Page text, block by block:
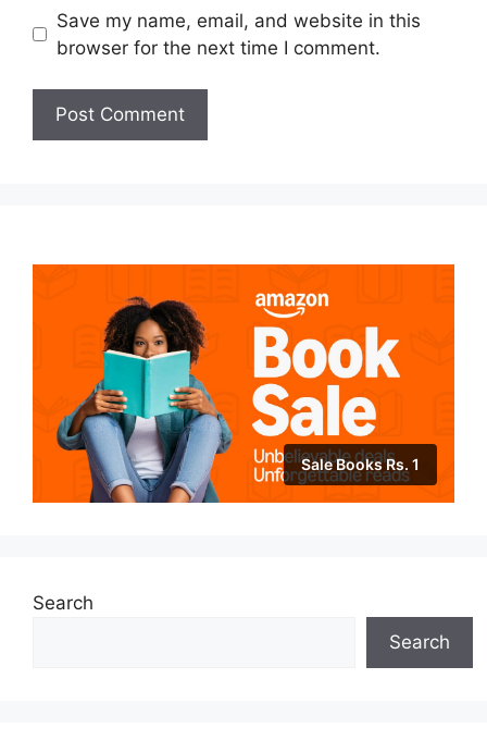
Save my name, email, and website in this
browser for the next time I comment.
Sale Books Rs. 1
Search
Search